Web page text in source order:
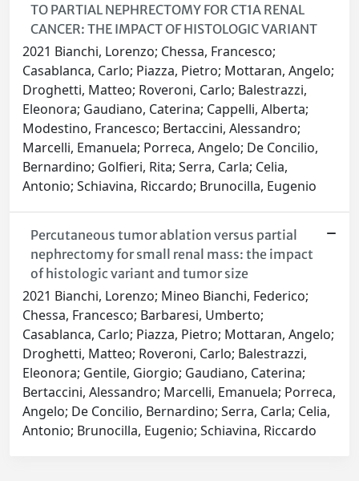
TO PARTIAL NEPHRECTOMY FOR CT1A RENAL
CANCER: THE IMPACT OF HISTOLOGIC VARIANT
2021 Bianchi, Lorenzo; Chessa, Francesco;
Casablanca, Carlo; Piazza, Pietro; Mottaran, Angelo;
Droghetti, Matteo; Roveroni, Carlo; Balestrazzi,
Eleonora; Gaudiano, Caterina; Cappelli, Alberta;
Modestino, Francesco; Bertaccini, Alessandro;
Marcelli, Emanuela; Porreca, Angelo; De Concilio,
Bernardino; Golfieri, Rita; Serra, Carla; Celia,
Antonio; Schiavina, Riccardo; Brunocilla, Eugenio
Percutaneous tumor ablation versus partial
nephrectomy for small renal mass: the impact
of histologic variant and tumor size
2021 Bianchi, Lorenzo; Mineo Bianchi, Federico;
Chessa, Francesco; Barbaresi, Umberto;
Casablanca, Carlo; Piazza, Pietro; Mottaran, Angelo;
Droghetti, Matteo; Roveroni, Carlo; Balestrazzi,
Eleonora; Gentile, Giorgio; Gaudiano, Caterina;
Bertaccini, Alessandro; Marcelli, Emanuela; Porreca,
Angelo; De Concilio, Bernardino; Serra, Carla; Celia,
Antonio; Brunocilla, Eugenio; Schiavina, Riccardo